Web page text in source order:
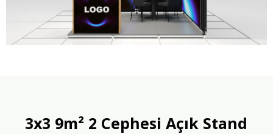
3x3 9m² 2 Cephesi Açık Stand